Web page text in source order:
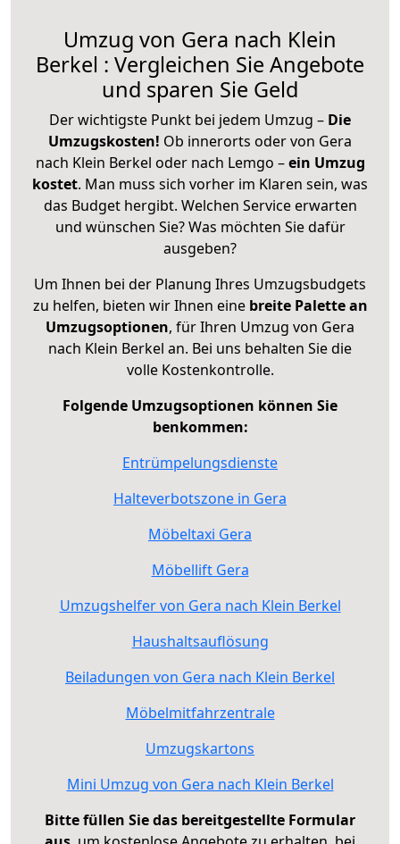
Umzug von Gera nach Klein
Berkel : Vergleichen Sie Angebote
und sparen Sie Geld
Der wichtigste Punkt bei jedem Umzug – Die
Umzugskosten! Ob innerorts oder von Gera
nach Klein Berkel oder nach Lemgo –ein Umzug
kostet. Man muss sich vorher im Klaren sein, was
das Budget hergibt. Welchen Service erwarten
und wünschen Sie? Was möchten Sie dafür
ausgeben?
Um Ihnen bei der Planung Ihres Umzugsbudgets
zu helfen, bieten wir Ihnen eine breite Palette an
Umzugsoptionen, für Ihren Umzug von Gera
nach Klein Berkel an. Bei uns behalten Sie die
volle Kostenkontrolle.
Folgende Umzugsoptionen können Sie
benkommen:
Entrümpelungsdienste
Halteverbotszone in Gera
Möbeltaxi Gera
Möbellift Gera
Umzugshelfer von Gera nach Klein Berkel
Haushaltsauflösung
Beiladungen von Gera nach Klein Berkel
Möbelmitfahrzentrale
Umzugskartons
Mini Umzug von Gera nach Klein Berkel
Bitte füllen Sie das bereitgestellte Formular